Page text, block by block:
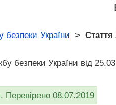
України > Стаття
безпеки України вiд
Перевірено 08.07.2019